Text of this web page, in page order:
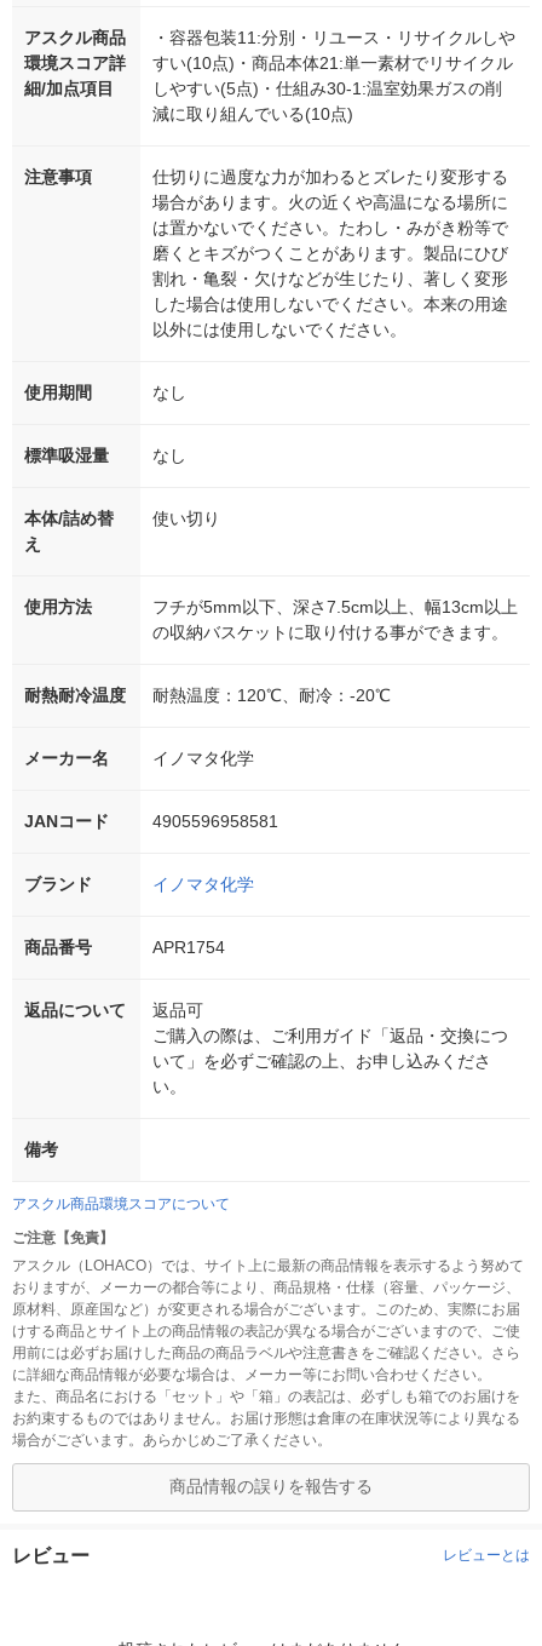
アスクル商品
環境スコア詳
細/加点項目
・容器包装11:分別・リユース・リサイクルしや
すい(10点)・商品本体21:単一素材でリサイクル
しやすい(5点)・仕組み30-1:温室効果ガスの削
減に取り組んでいる(10点)
注意事項
仕切りに過度な力が加わるとズレたり変形する
場合があります。火の近くや高温になる場所に
は置かないでください。たわし・みがき粉等で
磨くとキズがつくことがあります。製品にひび
割れ・亀裂・欠けなどが生じたり、著しく変形
した場合は使用しないでください。本来の用途
以外には使用しないでください。
使用期間 なし
標準吸湿量 なし
本体/詰め替
え
使い切り
使用方法
フチが5mm以下、深さ7.5cm以上、幅13cm以上
の収納バスケットに取り付ける事ができます。
耐熱耐冷温度 耐熱温度：120℃、耐冷：-20℃
メーカー名 イノマタ化学
JANコード 4905596958581
ブランド イノマタ化学
商品番号 APR1754
返品について
返品可
ご購入の際は、ご利用ガイド「返品・交換につ
いて」を必ずご確認の上、お申し込みくださ
い。
備考
アスクル商品環境スコアについて
ご注意【免責】
アスクル（LOHACO）では、サイト上に最新の商品情報を表示するよう努めて
おりますが、メーカーの都合等により、商品規格・仕様（容量、パッケージ、
原材料、原産国など）が変更される場合がございます。このため、実際にお届
けする商品とサイト上の商品情報の表記が異なる場合がございますので、ご使
用前には必ずお届けした商品の商品ラベルや注意書きをご確認ください。さら
に詳細な商品情報が必要な場合は、メーカー等にお問い合わせください。
また、商品名における「セット」や「箱」の表記は、必ずしも箱でのお届けを
お約束するものではありません。お届け形態は倉庫の在庫状況等により異なる
場合がございます。あらかじめご了承ください。
商品情報の誤りを報告する
レビュー レビューとは